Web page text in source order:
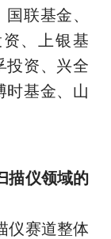
联基金、
、上银基
投资、兴全
时基金、山
描仪领域的
仪赛道整体